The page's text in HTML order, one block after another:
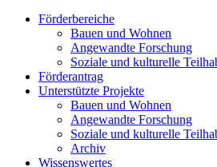
Förderbereiche
Bauen und Wohnen
Ange­wand­te For­schung
Soziale und kulturelle
Förderantrag
Unterstützte Projekte
Bauen und Wohnen
Ange­wand­te For­schung
Soziale und kulturelle
Archiv
Wissenswertes